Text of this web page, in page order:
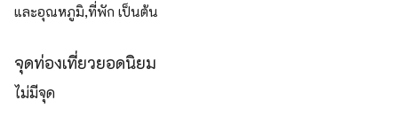
และอุณหภูมิ,ที่พัก เป็นต้น
จุดท่องเที่ยวยอดนิยม
ไม่มีจุด